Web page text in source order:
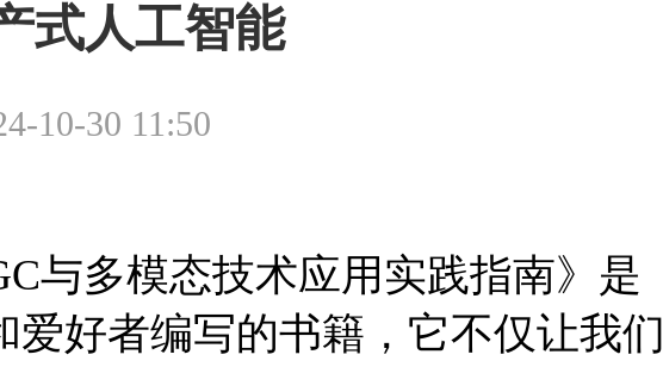
式人工智能
10-30 11:50
与多模态技术应用实践指南》是
好者编写的书籍，它不仅让我们